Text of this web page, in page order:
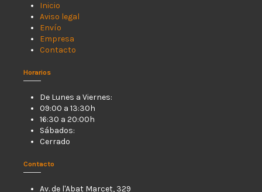
Inicio
Aviso legal
Envío
Empresa
Contacto
Horarios
De Lunes a Viernes:
09:00 a 13:30h
16:30 a 20:00h
Sábados:
Cerrado
Contacto
Av. de l'Abat Marcet, 329